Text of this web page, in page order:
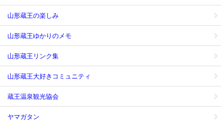
山形蔵王の楽しみ
山形蔵王ゆかりのメモ
山形蔵王リンク集
山形蔵王大好きコミュニティ
蔵王温泉観光協会
ヤマガタン